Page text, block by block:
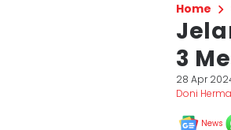
Home
3
28 Apr
Doni
News